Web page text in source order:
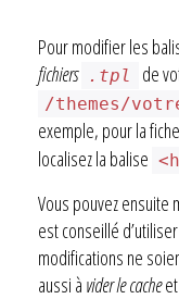
Pour modifier les
fichiers .tpl de
/themes/
exemple, pour la
localisez la balise
Vous pouvez ensuite
est conseillé
modifications ne
aussi à vider le cacheet